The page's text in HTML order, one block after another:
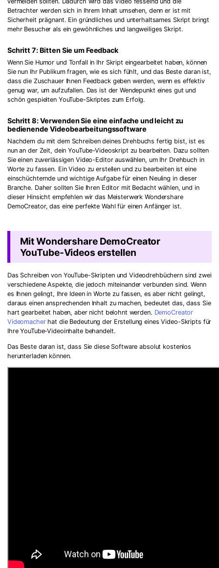
Betrachter werden sich in Ihrem Inhalt umsehen, denn er ist mit
Sicherheit prägnant. Ein gründliches und unterhaltsames Skript bringt
mehr Besucher als ein gewöhnliches und langweiliges Skript.
Schritt 7: Bitten Sie um Feedback
Wenn Sie Humor und Tonfall in Ihr Skript eingearbeitet haben, können
Sie nun Ihr Publikum fragen, wie es sich fühlt, und das Beste daran ist,
dass die Zuschauer Ihnen Feedback geben werden, wenn es effektiv
genug war, um aufzufallen. Das ist der Wendepunkt eines gut und
schön gespielten YouTube-Skriptes zum Erfolg.
Schritt 8: Verwenden Sie eine einfache und leicht zu
bedienende Videobearbeitungssoftware
Nachdem du mit dem Schreiben deines Drehbuchs fertig bist, ist es
nun an der Zeit, dein YouTube-Videoskript zu bearbeiten. Dazu sollten
Sie einen zuverlässigen Video-Editor auswählen, um Ihr Drehbuch in
Worte zu fassen. Ein Video zu erstellen und zu bearbeiten ist eine
einschüchternde und wichtige Aufgabe für einen Neuling in dieser
Branche. Daher sollten Sie Ihren Editor mit Bedacht wählen, und in
dieser Hinsicht empfehlen wir das Meisterwerk Wondershare
DemoCreator, das eine perfekte Wahl für einen Anfänger ist.
Mit Wondershare DemoCreator
YouTube-Videos erstellen
Das Schreiben von YouTube-Skripten und Videodrehbüchern sind zwei
verschiedene Aspekte, die jedoch miteinander verbunden sind. Wenn
es Ihnen gelingt, Ihre Ideen in Worte zu fassen, es aber nicht gelingt,
daraus einen ansprechenden Inhalt zu machen, bedeutet das, dass Sie
hart gearbeitet haben, aber nicht belohnt werden. DemoCreator
Videomacherhat die Bedeutung der Erstellung eines Video-Skripts für
Ihre YouTube-Videoinhalte behandelt.
Das Beste daran ist, dass Sie diese Software absolut kostenlos
herunterladen können.